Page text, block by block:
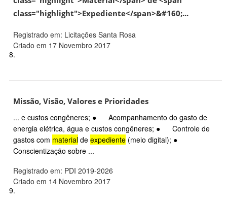
class="highlight">Expediente</span>&#160;...
Registrado em: Licitações Santa Rosa
Criado em 17 Novembro 2017
8.
Missão, Visão, Valores e Prioridades
... e custos congêneres; ● Acompanhamento do gasto de
energia elétrica, água e custos congêneres; ● Controle de
gastos com material de expediente (meio digital); ●
Conscientização sobre ...
Registrado em: PDI 2019-2026
Criado em 14 Novembro 2017
9.